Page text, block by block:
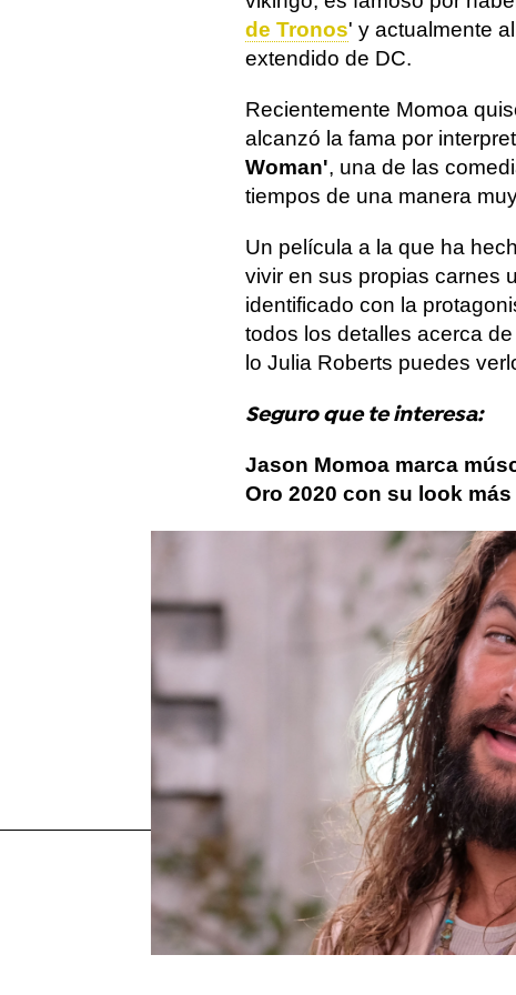
de Tronos' y actualmente al
extendido de DC.
Recientemente Momoa
alcanzó la fama por
Woman', una de las
tiempos de una manera
Un película a la que ha
vivir en sus propias carnes
identificado con la
todos los detalles acerca
lo Julia Roberts puedes
Seguro que te interesa:
Jason Momoa marca
Oro 2020 con su look
Pretty Woman